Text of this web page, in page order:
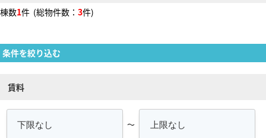
棟数1件 (総物件数： 3件)
条件を絞り込む
賃料
～